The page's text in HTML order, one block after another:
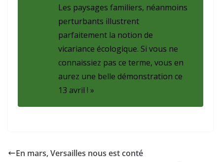
Les paysages familiers, néanmoins
perturbants illustrent
parfaitement la notion de
vicariance écologique. Si vous ne
connaissiez pas ce terme, vous en
aurez une belle démonstration ce
13 avril ! »
En mars, Versailles nous est conté